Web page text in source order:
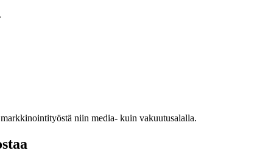
niin media- kuin vakuutusalalla.